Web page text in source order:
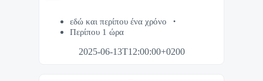
εδώ και περίπου ένα χρόνο
Περίπου 1 ώρα
2025-06-13T12:00:00+0200